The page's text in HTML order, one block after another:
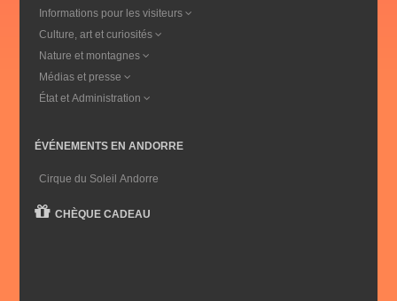
Informations pour les visiteurs
Culture, art et curiosités
Nature et montagnes
Médias et presse
État et Administration
ÉVÉNEMENTS EN ANDORRE
Cirque du Soleil Andorre
CHÈQUE CADEAU